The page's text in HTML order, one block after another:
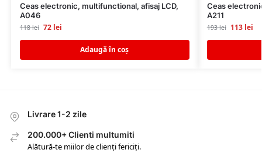
Ceas electronic, multifunctional, afisaj LCD,
A046
118lei 72 lei
Adaugă în coș
Ceas
A211
193lei 113 lei
Livrare 1-2 zile
200.000+ Clienti multumiti
Alătură-te miilor de clienți fericiți.